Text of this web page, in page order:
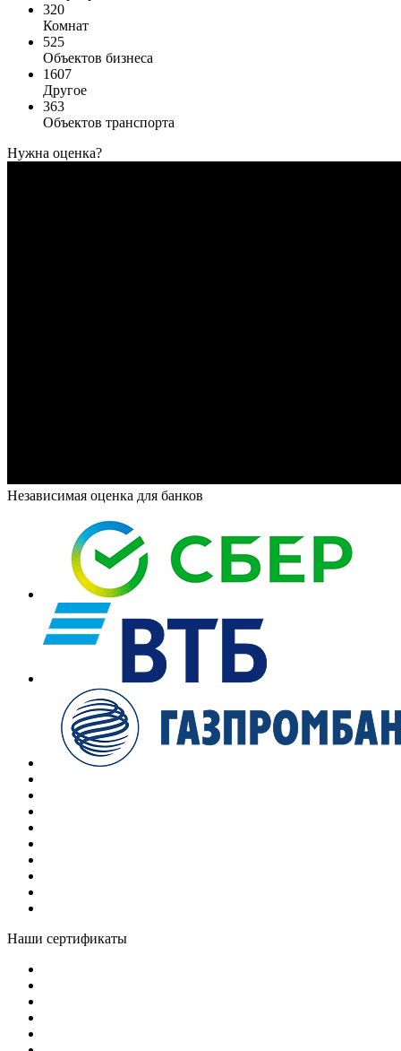
320
Комнат
525
Объектов бизнеса
1607
Другое
363
Объектов транспорта
Нужна оценка?
Независимая оценка для банков
Наши сертификаты